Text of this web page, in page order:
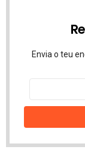
Envia o teu
Endereço
email